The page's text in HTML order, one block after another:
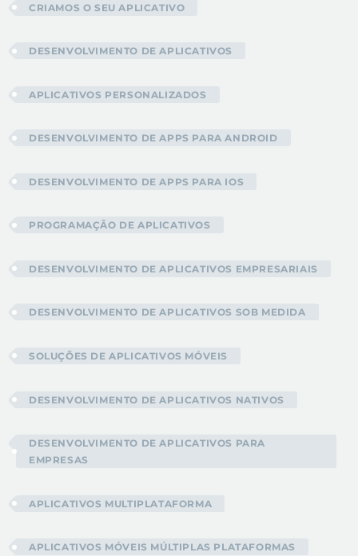
CRIAMOS O SEU APLICATIVO
DESENVOLVIMENTO DE APLICATIVOS
APLICATIVOS PERSONALIZADOS
DESENVOLVIMENTO DE APPS PARA ANDROID
DESENVOLVIMENTO DE APPS PARA IOS
PROGRAMAÇÃO DE APLICATIVOS
DESENVOLVIMENTO DE APLICATIVOS EMPRESARIAIS
DESENVOLVIMENTO DE APLICATIVOS SOB MEDIDA
SOLUÇÕES DE APLICATIVOS MÓVEIS
DESENVOLVIMENTO DE APLICATIVOS NATIVOS
DESENVOLVIMENTO DE APLICATIVOS PARA
EMPRESAS
APLICATIVOS MULTIPLATAFORMA
APLICATIVOS MÓVEIS MÚLTIPLAS PLATAFORMAS